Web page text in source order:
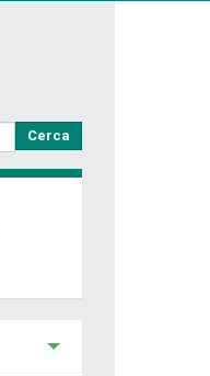
Cerca